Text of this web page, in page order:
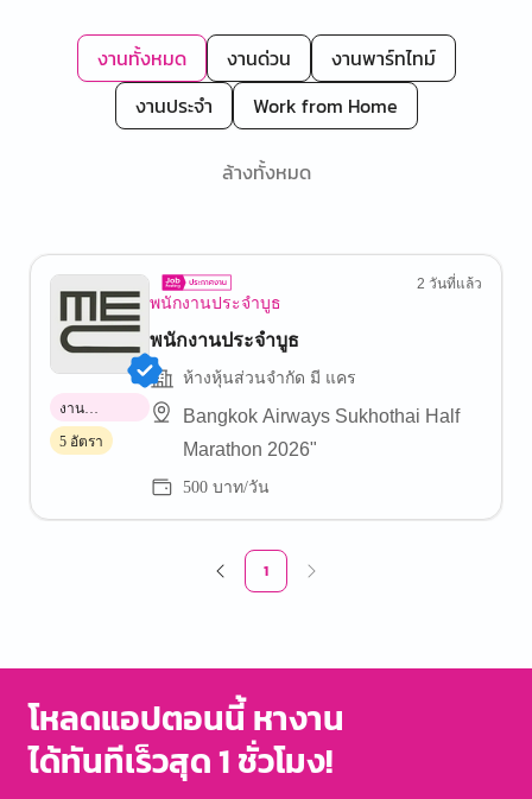
งานทั้งหมด งานด่วน
งานพาร์ทไทม์
งานประจำ
Work from Home
ล้างทั้งหมด
พนักงานประจำบูธ
2 วันที่แล้ว
พนักงานประจำบูธ
ห้างหุ้นส่วนจำกัด มี แคร
Bangkok Airways Sukhothai Half
Marathon 2026"
500 บาท/วัน
งาน
พาร์ทไทม์
5 อัตรา
1
โหลดแอปตอนนี้ หางาน
ได้ทันทีเร็วสุด 1 ชั่วโมง!